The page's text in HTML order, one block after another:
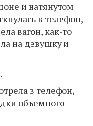
и натянутом
в телефон,
вагон, как-то
на девушку и
в телефон,
объемного